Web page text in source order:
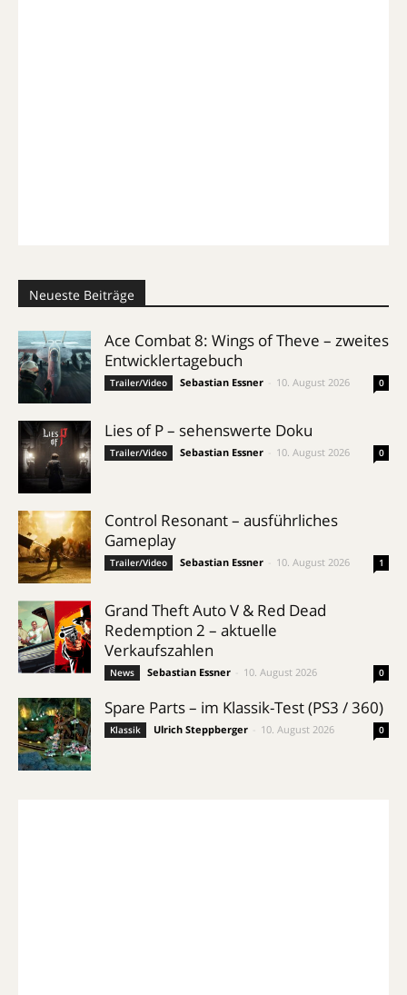
Neueste Beiträge
Ace Combat 8: Wings of Theve – zweites
Entwicklertagebuch
Trailer/Video Sebastian Essner 10. August 2026 0
Lies of P – sehenswerte Doku
Trailer/Video Sebastian Essner 10. August 2026 0
Control Resonant – ausführliches
Gameplay
Trailer/Video Sebastian Essner 10. August 2026 1
Grand Theft Auto V & Red Dead
Redemption 2 – aktuelle
Verkaufszahlen
News Sebastian Essner 10. August 2026 0
Spare Parts – im Klassik-Test (PS3 / 360)
Klassik Ulrich Steppberger 10. August 2026 0